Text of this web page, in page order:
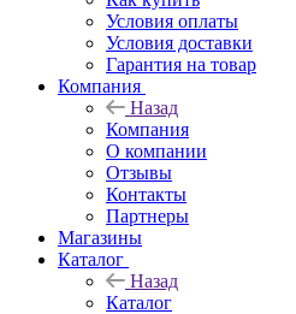
Условия оплаты
Условия доставки
Гарантия на товар
Компания
Назад
Компания
О компании
Отзывы
Контакты
Партнеры
Магазины
Каталог
Назад
Каталог